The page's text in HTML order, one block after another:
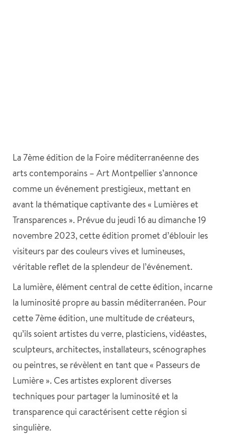
La 7ème édition de la Foire méditerranéenne des
arts contemporains – Art Montpellier s’annonce
comme un événement prestigieux, mettant en
avant la thématique captivante des « Lumières et
Transparences ». Prévue du jeudi 16 au dimanche 19
novembre 2023, cette édition promet d’éblouir les
visiteurs par des couleurs vives et lumineuses,
véritable reflet de la splendeur de l’événement.
La lumière, élément central de cette édition, incarne
la luminosité propre au bassin méditerranéen. Pour
cette 7ème édition, une multitude de créateurs,
qu’ils soient artistes du verre, plasticiens, vidéastes,
sculpteurs, architectes, installateurs, scénographes
ou peintres, se révèlent en tant que « Passeurs de
Lumière ». Ces artistes explorent diverses
techniques pour partager la luminosité et la
transparence qui caractérisent cette région si
singulière.